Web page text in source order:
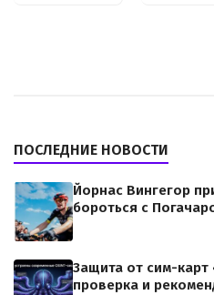
ПОСЛЕДНИЕ НОВОСТИ
Йорнас Вингегор
бороться с
Защита от сим-
проверка и